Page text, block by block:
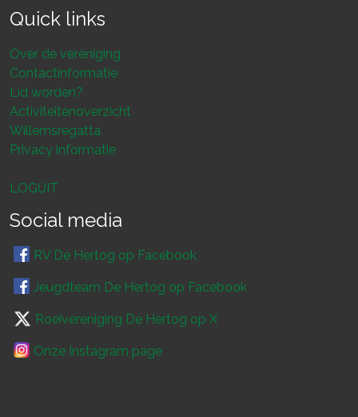
Quick links
Over de vereniging
Contactinformatie
Lid worden?
Activiteitenoverzicht
Willemsregatta
Privacy informatie
LOGUIT
Social media
RV De Hertog op Facebook
Jeugdteam De Hertog op Facebook
Roeivereniging De Hertog op X
Onze Instagram page